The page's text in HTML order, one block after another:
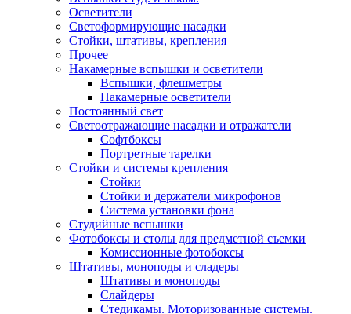
Осветители
Светоформирующие насадки
Стойки, штативы, крепления
Прочее
Накамерные вспышки и осветители
Вспышки, флешметры
Накамерные осветители
Постоянный свет
Светоотражающие насадки и отражатели
Софтбоксы
Портретные тарелки
Стойки и системы крепления
Стойки
Стойки и держатели микрофонов
Система установки фона
Студийные вспышки
Фотобоксы и столы для предметной съемки
Комиссионные фотобоксы
Штативы, моноподы и сладеры
Штативы и моноподы
Слайдеры
Стедикамы. Моторизованные системы.